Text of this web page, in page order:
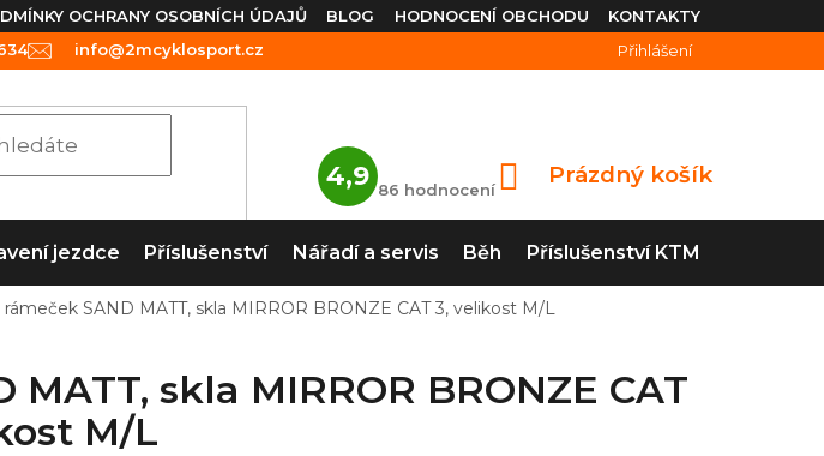
OCHRANY OSOBNÍCH ÚDAJŮ BLOG KONTAKTY
HODNOCENÍ OBCHODU
info@2mcyklosport.cz Přihlášení
4,9
Průměrné
hodnocení
je
4,9
5
hvězdiček.
86 hodnocení
NÁKUPNÍ
Prázdný košík
jezdce Příslušenství Nářadí a servis Běh Příslušenství KTM
rámeček SAND MATT, skla MIRROR BRONZE CAT 3, velikost M/L
skla MIRROR BRONZE CAT
M/L